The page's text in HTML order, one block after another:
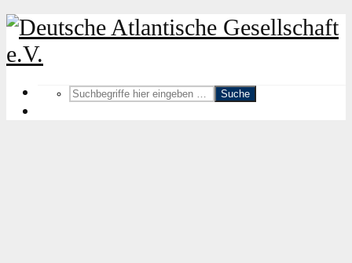
Suche